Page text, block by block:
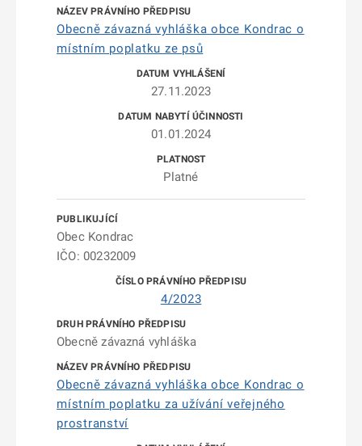
Obecně závazná vyhláška obce Kondrac o
místním poplatku ze psů
27.11.2023
01.01.2024
Platné
Obec Kondrac
IČO: 00232009
4/2023
Obecně závazná vyhláška
Obecně závazná vyhláška obce Kondrac o
místním poplatku za užívání veřejného
prostranství